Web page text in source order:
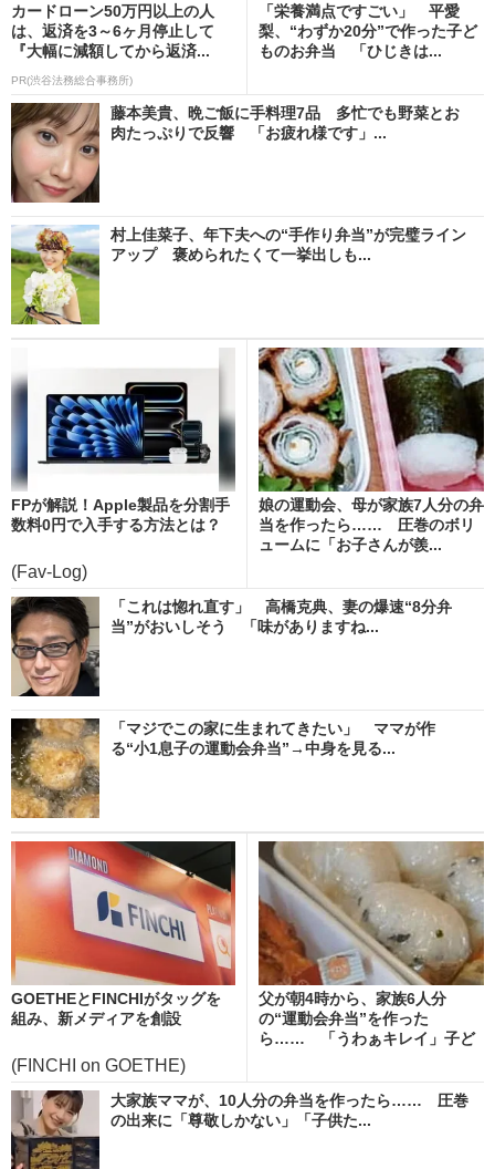
カードローン50万円以上の人
は、返済を3～6ヶ月停止して
『大幅に減額してから返済...
PR(渋谷法務総合事務所)
「栄養満点ですごい」 平愛
梨、“わずか20分”で作った子ど
ものお弁当 「ひじきは...
藤本美貴、晩ご飯に手料理7品 多忙でも野菜とお
肉たっぷりで反響 「お疲れ様です」...
村上佳菜子、年下夫への“手作り弁当”が完璧ライン
アップ 褒められたくて一挙出しも...
FPが解説！Apple製品を分割手
数料0円で入手する方法とは？
(Fav-Log)
娘の運動会、母が家族7人分の弁
当を作ったら…… 圧巻のボリ
ュームに「お子さんが羨...
「これは惚れ直す」 高橋克典、妻の爆速“8分弁
当”がおいしそう 「味がありますね...
「マジでこの家に生まれてきたい」 ママが作
る“小1息子の運動会弁当”→中身を見る...
GOETHEとFINCHIがタッグを
組み、新メディアを創設
(FINCHI on GOETHE)
父が朝4時から、家族6人分
の“運動会弁当”を作った
ら…… 「うわぁキレイ」子ど
大家族ママが、10人分の弁当を作ったら…… 圧巻
の出来に「尊敬しかない」「子供た...